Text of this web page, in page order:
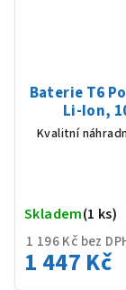
Baterie T6
Li-Ion,
Kvalitní
1 196 Kč bez
1 447 Kč
Skladem(1 ks)